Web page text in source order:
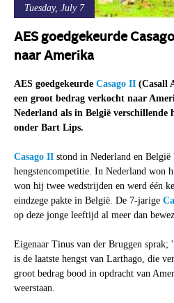
Tuesday, July 7
AES goedgekeurde
naar Amerika
AES goedgekeurde Casago II(Casall
een groot bedrag verkocht naar
Nederland als in België verschillende
onder Bart Lips.
Casago II stond in Nederland en België
hengstencompetitie. In Nederland won
won hij twee wedstrijden en werd één
eindzege pakte in België. De 7-jarige
op deze jonge leeftijd al meer dan
Eigenaar Tinus van der Bruggen sprak;
is de laatste hengst van Larthago, die
groot bedrag bood in opdracht van
weerstaan.